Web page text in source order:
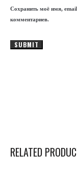
Сохранить моё имя,
комментариев.
RELATED